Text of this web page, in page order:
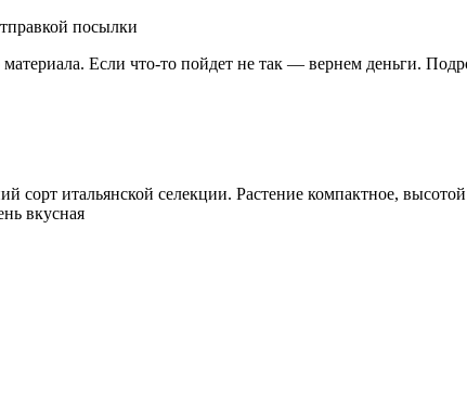
посылки
материала. Если что-то пойдет не так — вернем деньги.
итальянской селекции. Растение компактное,
вкусная